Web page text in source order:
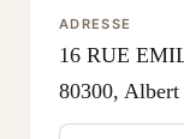
ADRESSE
16 RUE
80300, Albert